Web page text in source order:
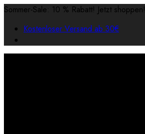
Sommer-Sale: 10 % Rabatt! Jetzt shoppen!
Kostenloser Versand ab 30€